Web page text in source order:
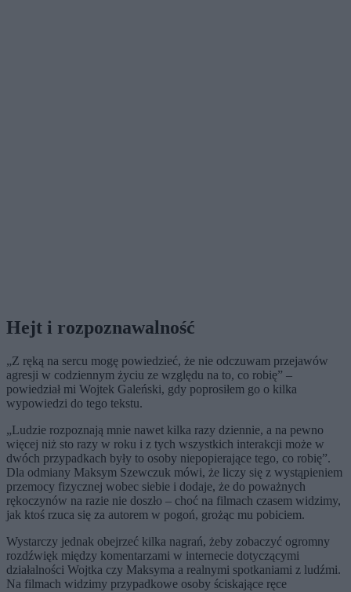
Hejt i rozpoznawalność
„Z ręką na sercu mogę powiedzieć, że nie odczuwam przejawów
agresji w codziennym życiu ze względu na to, co robię” –
powiedział mi Wojtek Galeński, gdy poprosiłem go o kilka
wypowiedzi do tego tekstu.
„Ludzie rozpoznają mnie nawet kilka razy dziennie, a na pewno
więcej niż sto razy w roku i z tych wszystkich interakcji może w
dwóch przypadkach były to osoby niepopierające tego, co robię”.
Dla odmiany Maksym Szewczuk mówi, że liczy się z wystąpieniem
przemocy fizycznej wobec siebie i dodaje, że do poważnych
rękoczynów na razie nie doszło – choć na filmach czasem widzimy,
jak ktoś rzuca się za autorem w pogoń, grożąc mu pobiciem.
Wystarczy jednak obejrzeć kilka nagrań, żeby zobaczyć ogromny
rozdźwięk między komentarzami w internecie dotyczącymi
działalności Wojtka czy Maksyma a realnymi spotkaniami z ludźmi.
Na filmach widzimy przypadkowe osoby ściskające ręce